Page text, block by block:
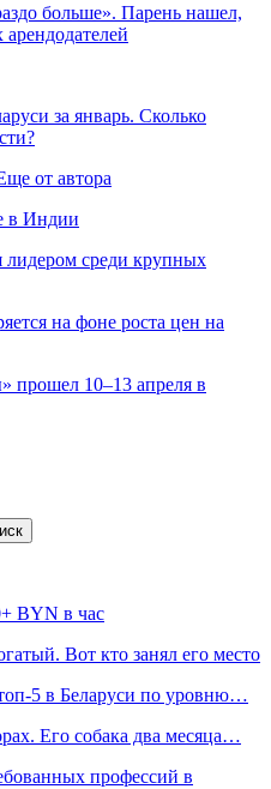
больше». Парень нашел,
за январь. Сколько
от автора
в Индии
лидером среди крупных
на фоне роста цен на
прошел 10–13 апреля в
BYN в час
Вот кто занял его место
5 в Беларуси по уровню…
Его собака два месяца…
профессий в